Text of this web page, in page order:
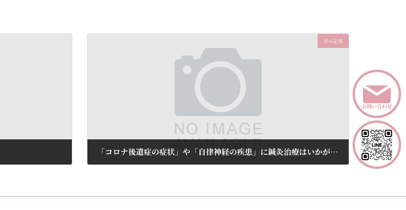
次の記事
「コロナ後遺症の症状」や「自律神経の疾患」に鍼灸治療はいかがでしょうか。トライアルコース5,200円(税込)